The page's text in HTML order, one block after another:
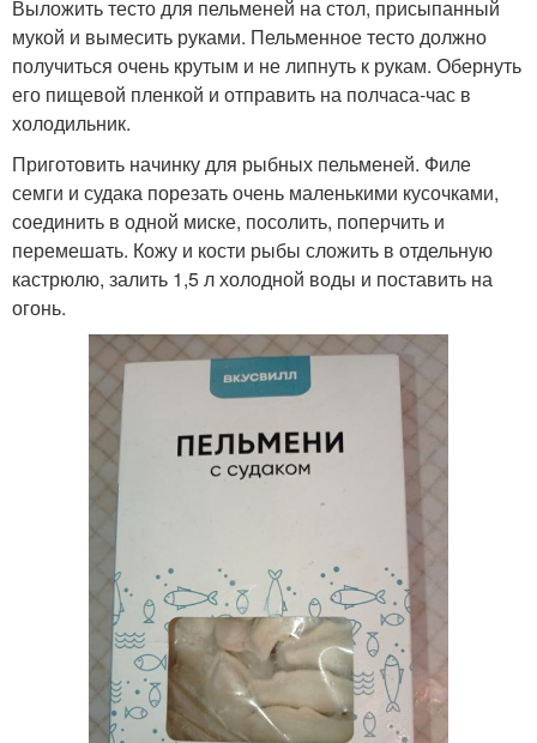
Выложить тесто для пельменей на стол, присыпанный
мукой и вымесить руками. Пельменное тесто должно
получиться очень крутым и не липнуть к рукам. Обернуть
его пищевой пленкой и отправить на полчаса-час в
холодильник.
Приготовить начинку для рыбных пельменей. Филе
семги и судака порезать очень маленькими кусочками,
соединить в одной миске, посолить, поперчить и
перемешать. Кожу и кости рыбы сложить в отдельную
кастрюлю, залить 1,5 л холодной воды и поставить на
огонь.